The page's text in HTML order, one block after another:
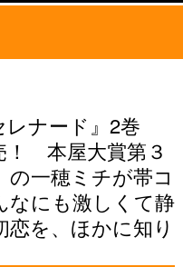
レナード』2巻
！ 本屋大賞第３
一穂ミチが帯コ
にも激しくて静
を、ほかに知り